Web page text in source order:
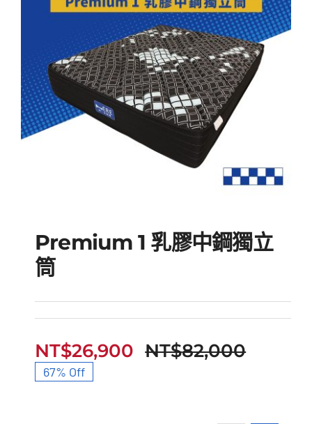
Premium 1 乳膠中鋼獨
立筒
Premium 1 乳膠中鋼獨立
筒
NT$82,000
NT$26,900
67% Off